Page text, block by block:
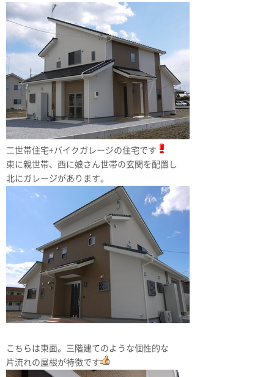
二世帯住宅+バイクガレージの住宅です
東に親世帯、西に娘さん世帯の玄関を配置し
北にガレージがあります。
こちらは東面。三階建てのような個性的な
片流れの屋根が特徴です